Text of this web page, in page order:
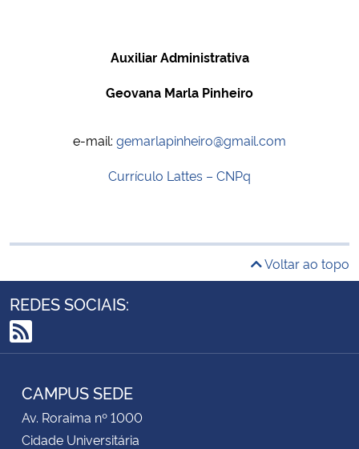
Auxiliar Administrativa
Geovana Marla Pinheiro
e-mail: gemarlapinheiro@gmail.com
Currículo Lattes – CNPq
Voltar ao topo
REDES SOCIAIS:
RSS
CAMPUS SEDE
Av. Roraima nº 1000
Cidade Universitária